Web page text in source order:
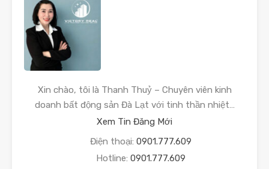
Xin chào, tôi là Thanh Thuỷ – Chuyên viên kinh
doanh bất động sản Đà Lạt với tinh thần nhiệt…
Xem Tin Đăng Mới
Điện thoại: 0901.777.609
Hotline: 0901.777.609